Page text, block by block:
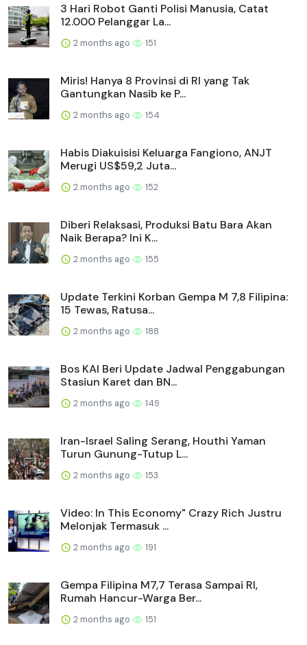
3 Hari Robot Ganti Polisi Manusia, Catat
12.000 Pelanggar La...
2 months ago 151
Miris! Hanya 8 Provinsi di RI yang Tak
Gantungkan Nasib ke P...
2 months ago 154
Habis Diakuisisi Keluarga Fangiono, ANJT
Merugi US$59,2 Juta...
2 months ago 152
Diberi Relaksasi, Produksi Batu Bara Akan
Naik Berapa? Ini K...
2 months ago 155
Update Terkini Korban Gempa M 7,8 Filipina:
15 Tewas, Ratusa...
2 months ago 188
Bos KAI Beri Update Jadwal Penggabungan
Stasiun Karet dan BN...
2 months ago 149
Iran-Israel Saling Serang, Houthi Yaman
Turun Gunung-Tutup L...
2 months ago 153
Video: In This Economy" Crazy Rich Justru
Melonjak Termasuk ...
2 months ago 191
Gempa Filipina M7,7 Terasa Sampai RI,
Rumah Hancur-Warga Ber...
2 months ago 151